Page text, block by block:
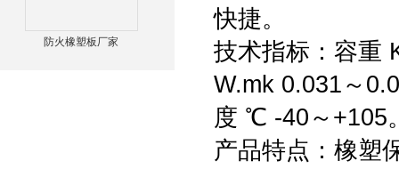
防火橡塑板厂家
快捷。
技术指标：容重
W.mk 0.031～
度 ℃ -40～+105
产品特点：橡塑